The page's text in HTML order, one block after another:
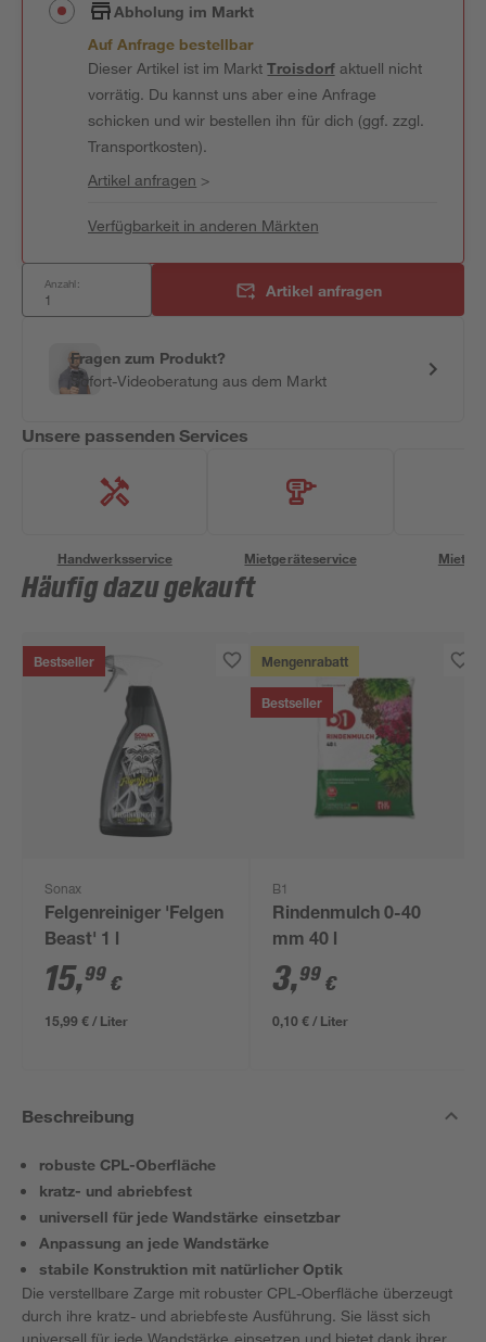
Abholung im Markt
Auf Anfrage bestellbar
Dieser Artikel ist im MarktTroisdorfaktuell nicht
vorrätig. Du kannst uns aber eine Anfrage
schicken und wir bestellen ihn für dich (ggf. zzgl.
Transportkosten).
Artikel anfragen >
Verfügbarkeit in anderen Märkten
Anzahl: Artikel anfragen
Fragen zum Produkt?
Sofort-Videoberatung aus dem Markt
Unsere passenden Services
Handwerksservice Mietgeräteservice
Häufig dazu gekauft
Bestseller
Sonax
Felgenreiniger 'Felgen
Beast' 1 l
15,99 €
15,99 € / Liter
Mengenrabatt
Bestseller
B1
Rindenmulch 0-40
mm 40 l
3,99 €
0,10 € / Liter
Beschreibung
robuste CPL-Oberfläche
kratz- und abriebfest
universell für jede Wandstärke einsetzbar
Anpassung an jede Wandstärke
stabile Konstruktion mit natürlicher Optik
Die verstellbare Zarge mit robuster CPL-Oberfläche überzeugt
durch ihre kratz- und abriebfeste Ausführung. Sie lässt sich
universell für jede Wandstärke einsetzen und bietet dank ihrer